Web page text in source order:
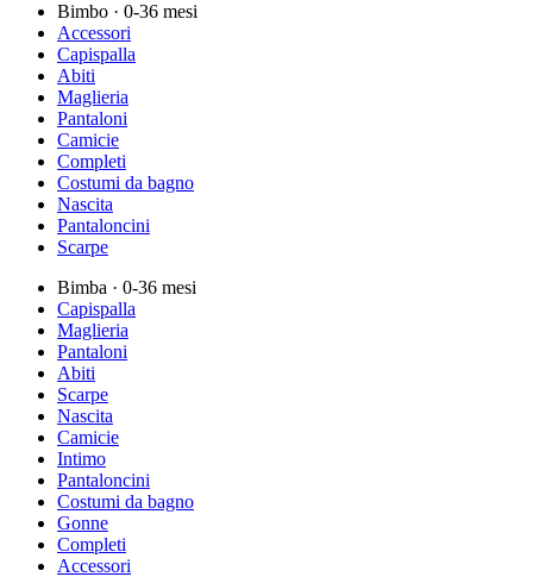
Bimbo · 0-36 mesi
Accessori
Capispalla
Abiti
Maglieria
Pantaloni
Camicie
Completi
Costumi da bagno
Nascita
Pantaloncini
Scarpe
Bimba · 0-36 mesi
Capispalla
Maglieria
Pantaloni
Abiti
Scarpe
Nascita
Camicie
Intimo
Pantaloncini
Costumi da bagno
Gonne
Completi
Accessori